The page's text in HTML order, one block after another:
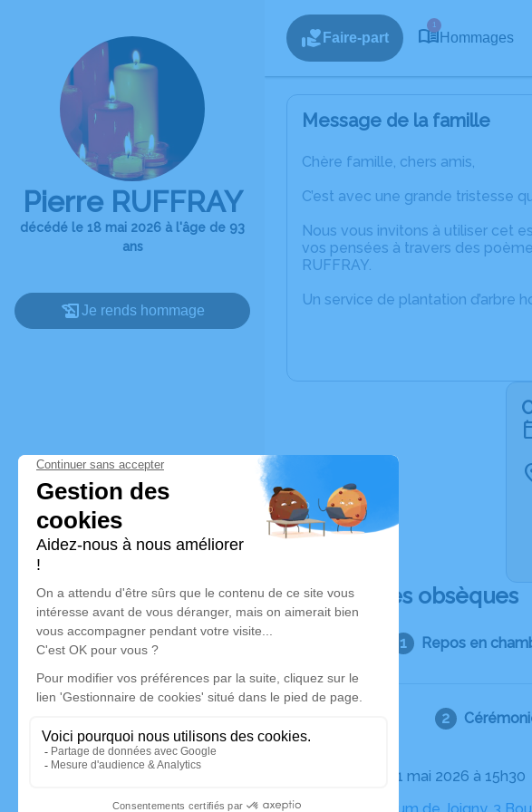
Pierre RUFFRAY
décédé le 18 mai 2026 à l'âge de 93
ans
Je rends hommage
Faire-part
1
Hommages
Message de la famille
Chère famille, chers amis,
C’est avec une grande tristesse
Nous vous invitons à utiliser cet
vos pensées à travers des
RUFFRAY.
Un service de plantation d’arbre
Déroulé des obsèques
Repos en
Le jeudi 21 mai 2026 à 15h30